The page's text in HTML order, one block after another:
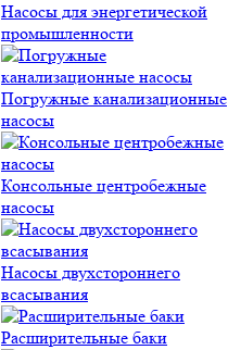
Насосы для энергетической
промышленности
Погружные канализационные
насосы
Консольные центробежные
насосы
Насосы двухстороннего
всасывания
Расширительные баки